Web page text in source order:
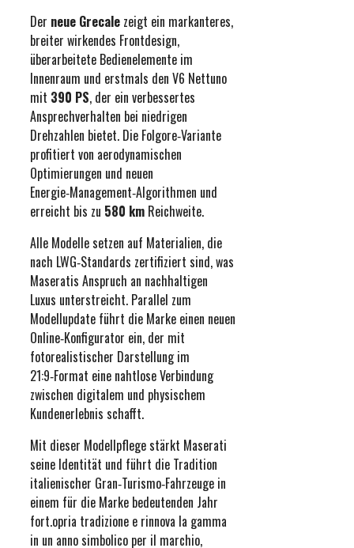
Der neue Grecale zeigt ein markanteres,
breiter wirkendes Frontdesign,
überarbeitete Bedienelemente im
Innenraum und erstmals den V6 Nettuno
mit 390 PS, der ein verbessertes
Ansprechverhalten bei niedrigen
Drehzahlen bietet. Die Folgore‑Variante
profitiert von aerodynamischen
Optimierungen und neuen
Energie‑Management‑Algorithmen und
erreicht bis zu 580 km Reichweite.
Alle Modelle setzen auf Materialien, die
nach LWG‑Standards zertifiziert sind, was
Maseratis Anspruch an nachhaltigen
Luxus unterstreicht. Parallel zum
Modellupdate führt die Marke einen neuen
Online‑Konfigurator ein, der mit
fotorealistischer Darstellung im
21:9‑Format eine nahtlose Verbindung
zwischen digitalem und physischem
Kundenerlebnis schafft.
Mit dieser Modellpflege stärkt Maserati
seine Identität und führt die Tradition
italienischer Gran‑Turismo‑Fahrzeuge in
einem für die Marke bedeutenden Jahr
fort.opria tradizione e rinnova la gamma
in un anno simbolico per il marchio,